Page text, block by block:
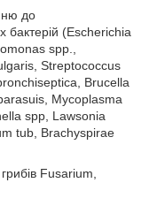
до
бактерій (Escherichia
spp.,
Streptococcus
Brucella
Mycoplasma
spp, Lawsonia
tub, Brachyspirae
Fusarium,